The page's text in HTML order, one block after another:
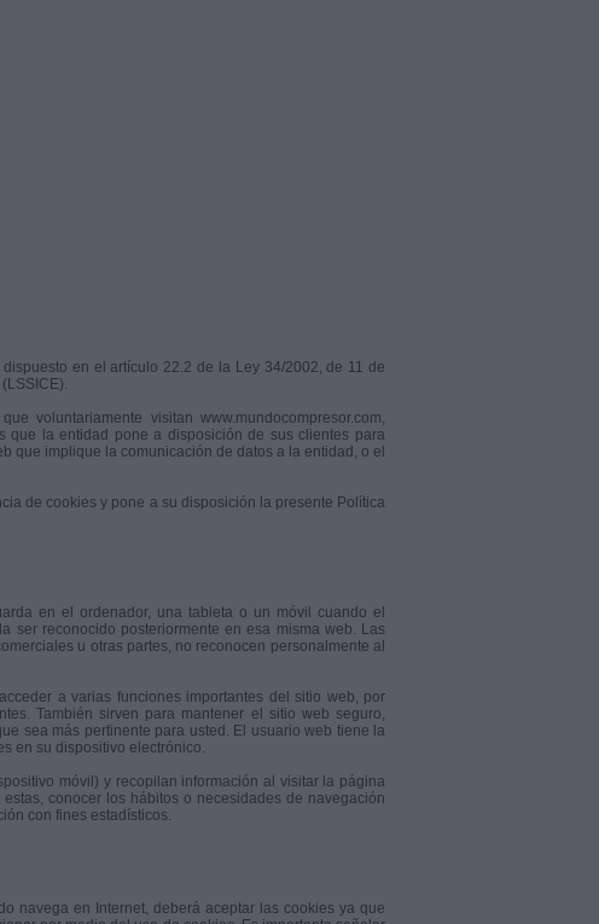
en el artículo 22.2 de la Ley 34/2002, de 11 de
voluntariamente visitan www.mundocompresor.com,
que la entidad pone a disposición de sus clientes para
que implique la comunicación de datos a la entidad, o el
de cookies y pone a su disposición la presente Política
en el ordenador, una tableta o un móvil cuando el
ser reconocido posteriormente en esa misma web. Las
u otras partes, no reconocen personalmente al
a varias funciones importantes del sitio web, por
También sirven para mantener el sitio web seguro,
sea más pertinente para usted. El usuario web tiene la
en su dispositivo electrónico.
móvil) y recopilan información al visitar la página
conocer los hábitos o necesidades de navegación
con fines estadísticos.
navega en Internet, deberá aceptar las cookies ya que